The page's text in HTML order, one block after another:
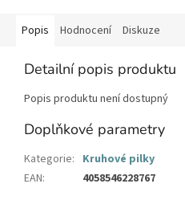
Popis Hodnocení Diskuze
Detailní popis produktu
Popis produktu není dostupný
Doplňkové parametry
Kategorie: Kruhové pilky
EAN: 4058546228767